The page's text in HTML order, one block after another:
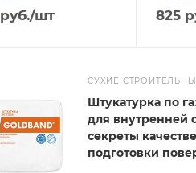
руб./шт 825
СУХИЕ
Штукатурка по
для внутренней
секреты
подготовки